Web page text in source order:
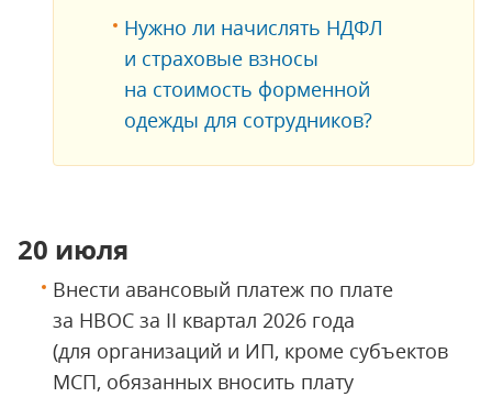
Нужно ли начислять НДФЛ
и страховые взносы
на стоимость форменной
одежды для сотрудников?
20 июля
Внести авансовый платеж по плате
за НВОС за II квартал 2026 года
(для организаций и ИП, кроме субъектов
МСП, обязанных вносить плату